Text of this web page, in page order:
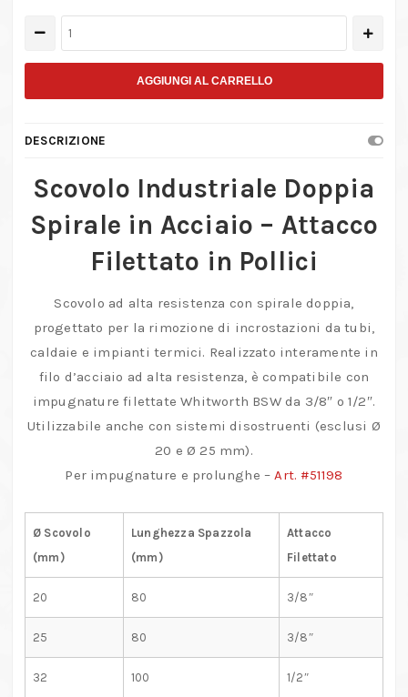
Scovolo
industriale
spirale
acciaio
alta
resistenza
pollici
quantità
AGGIUNGI AL CARRELLO
DESCRIZIONE
Scovolo Industriale Doppia
Spirale in Acciaio – Attacco
Filettato in Pollici
Scovolo ad alta resistenza con spirale doppia,
progettato per la rimozione di incrostazioni da tubi,
caldaie e impianti termici. Realizzato interamente in
filo d’acciaio ad alta resistenza, è compatibile con
impugnature filettate Whitworth BSW da 3/8″ o 1/2″.
Utilizzabile anche con sistemi disostruenti (esclusi Ø
20 e Ø 25 mm).
Per impugnature e prolunghe –Art. #51198
Ø Scovolo
(mm)
Lunghezza Spazzola
(mm)
Attacco
Filettato
20 80 3/8″
25 80 3/8″
32 100 1/2″